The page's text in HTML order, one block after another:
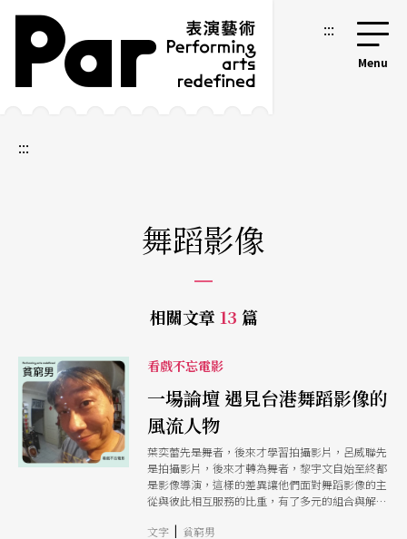
跳到主要內容區塊
網站導覽 :::
:::
舞蹈影像
相關文章 13 篇
看戲不忘電影
一場論壇 遇見台港舞蹈影像的
風流人物
葉奕蕾先是舞者，後來才學習拍攝影片，呂威聯先
是拍攝影片，後來才轉為舞者，黎宇文自始至終都
是影像導演，這樣的差異讓他們面對舞蹈影像的主
從與彼此相互服務的比重，有了多元的組合與解讀
港跳格20年的平台與國際經驗，相當值得我們學習
文字 | 貧窮男